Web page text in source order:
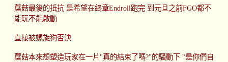
蘑菇最後的抵抗 是希望在終章Endroll跑完 到元旦之前FGO都不
能玩不能啟動
直接被螺旋狗否決
蘑菇本來想塑造玩家在一片"真的結束了嗎?"的騷動下 "是你們自